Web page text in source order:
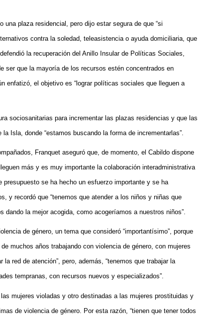
una plaza residencial, pero dijo estar segura de que “si
contra la soledad, teleasistencia o ayuda domiciliaria, que
la recuperación del Anillo Insular de Políticas Sociales,
ser que la mayoría de los recursos estén concentrados en
enfatizó, el objetivo es “lograr políticas sociales que lleguen a
sociosanitarias para incrementar las plazas residencias y que las
la Isla,donde “estamos buscando la forma de incrementarlas”
Franquet aseguró que, de momento, el Cabildo dispone
más y es muy importante la colaboración interadministrativa
se ha hecho un esfuerzo importante y se ha
y recordó que “tenemos que atender a los niños y niñas que
la mejor acogida, como acogeríamos a nuestros niños”.
de género, un tema que consideró “importantísimo”, porque
muchos años trabajando con violencia de género, con mujeres
red de atención”, pero, además, “tenemos que trabajar la
tempranas, con recursos nuevos y especializados”.
mujeres violadas y otro destinadas a las mujeres prostituidas y
de violencia de género. Por esta razón, “tienen que tener todos